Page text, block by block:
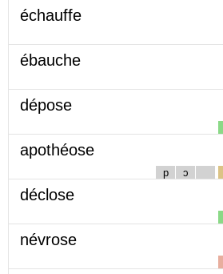
échauffe
ébauche
dépose
apothéose
p ɔ
déclose
névrose